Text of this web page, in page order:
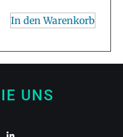
In den Warenkorb
UNS